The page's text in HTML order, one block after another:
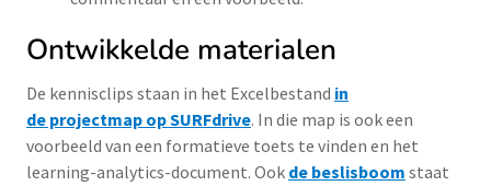
Ontwikkelde materialen
De kennisclips staan in het Excelbestand in
de projectmap op SURFdrive. In die map is ook een
voorbeeld van een formatieve toets te vinden en het
learning-analytics-document. Ook de beslisboom staat